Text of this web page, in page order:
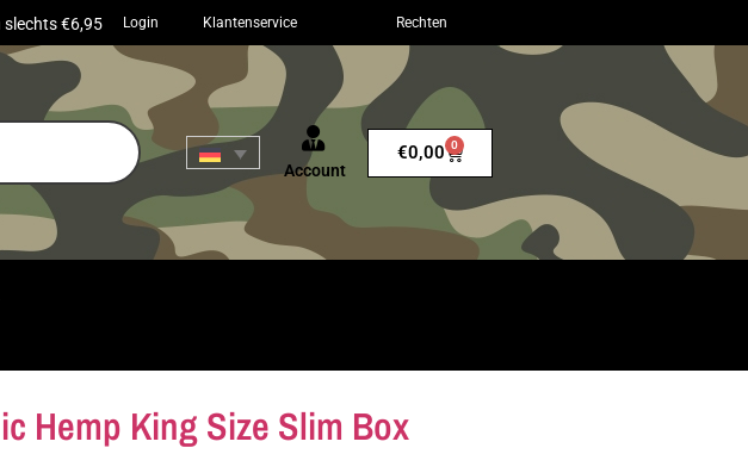
slechts €6,95 Login Klantenservice Rechten
Account
€0,00 0
Hemp King Size Slim Box